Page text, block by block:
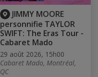
JIMMY MOORE
personnifie TAYLOR
SWIFT: The Eras Tour -
Cabaret Mado
29 août 2026, 15h00
Cabaret Mado, Montréal,
QC